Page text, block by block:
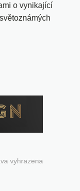
o vynikající
vyhrazena